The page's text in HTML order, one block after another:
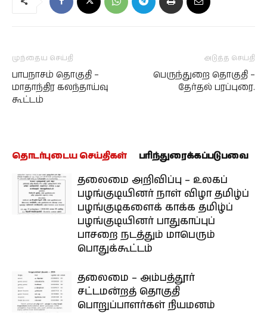
முந்தைய செய்தி
பாபநாசம் தொகுதி –
மாதாந்திர கலந்தாய்வு
கூட்டம்
அடுத்த செய்தி
பெருந்துறை தொகுதி –
தேர்தல் பரப்புரை.
தொடர்புடைய செய்திகள் பரிந்துரைக்கப்படுபவை
தலைமை அறிவிப்பு – உலகப்
பழங்குடியினர் நாள் விழா தமிழ்ப்
பழங்குடிகளைக் காக்க தமிழ்ப்
பழங்குடியினர் பாதுகாப்புப்
பாசறை நடத்தும் மாபெரும்
பொதுக்கூட்டம்
தலைமை – அம்பத்தூர்
சட்டமன்றத் தொகுதி
பொறுப்பாளர்கள் நியமனம்